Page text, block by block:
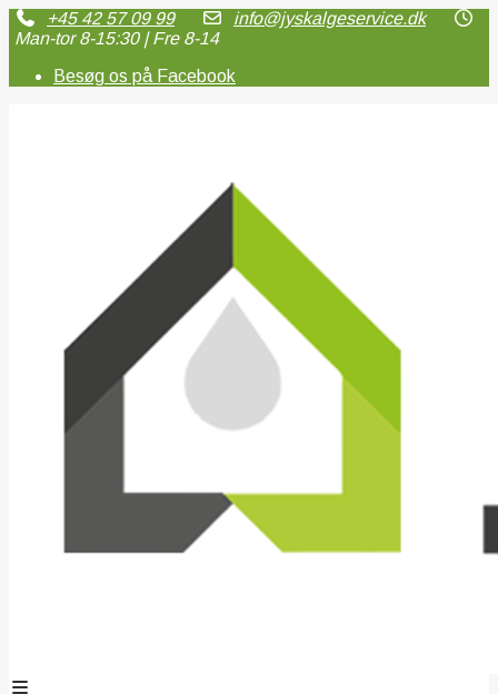
+45 42 57 09 99
info@jyskalgeservice.dk
Man-tor 8-15:30 | Fre 8-14
Besøg os på Facebook